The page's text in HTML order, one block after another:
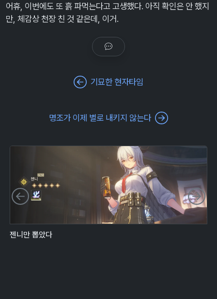
어휴, 이번에도 또 흙 파먹는다고 고생했다. 아직 확인은 안 했지
만, 체감상 천장 친 것 같은데, 이거.
기묘한 현자타임
명조가 이제 별로 내키지 않는다
젠니만 뽑았다
이전 슬라이드 다